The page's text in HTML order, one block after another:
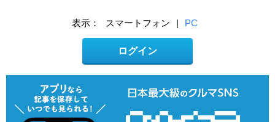
表示： スマートフォン | PC
ログイン